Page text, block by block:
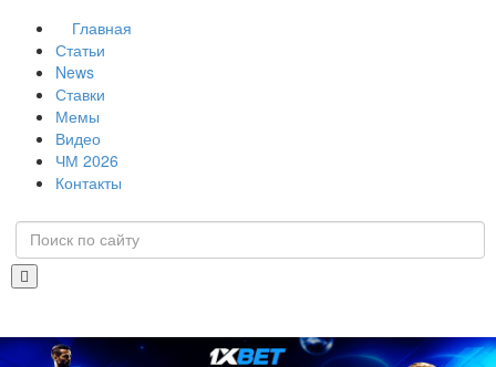
Главная
Статьи
News
Ставки
Мемы
Видео
ЧМ 2026
Контакты